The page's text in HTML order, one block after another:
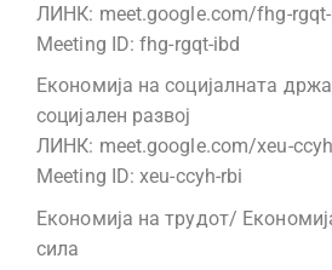
ЛИНК: meet.google.com/fhg-
Meeting ID: fhg-rgqt-ibd
Економија на социјалната
социјален развој
ЛИНК: meet.google.com/xeu-
Meeting ID: xeu-ccyh-rbi
Економија на трудот/
сила